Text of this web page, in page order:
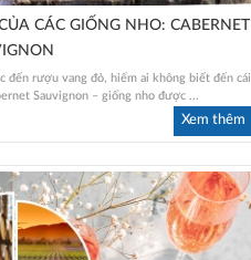
CÁC GIỐNG NHO: CABERNET
đến rượu vang đỏ, hiếm ai không biết đến cái
Sauvignon – giống nho được ...
Xem thêm